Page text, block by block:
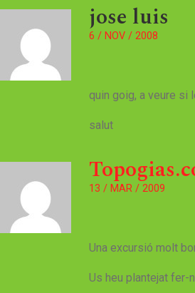
jose luis
6 / NOV / 2008
quin goig, a veure si
salut
13 / MAR / 2009
Una excursió molt
Us heu plantejat fer-